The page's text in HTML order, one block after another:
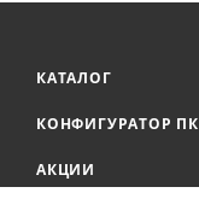
КАТАЛОГ
КОНФИГУРАТОР ПК
АКЦИИ